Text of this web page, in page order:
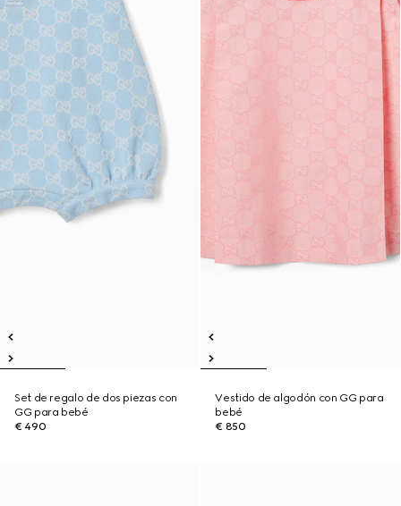
Set de regalo de dos piezas con
GG para bebé
€ 490
Vestido de algodón con GG para
bebé
€ 850